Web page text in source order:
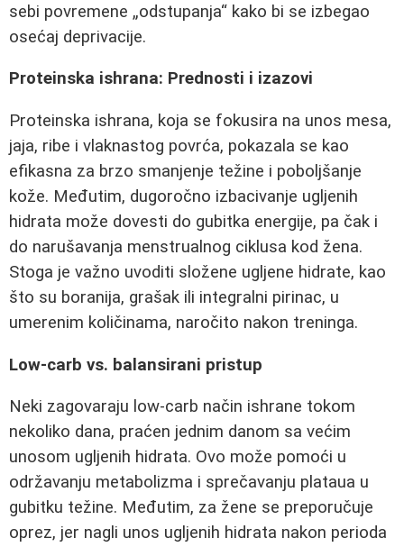
sebi povremene „odstupanja“ kako bi se izbegao
osećaj deprivacije.
Proteinska ishrana: Prednosti i izazovi
Proteinska ishrana, koja se fokusira na unos mesa,
jaja, ribe i vlaknastog povrća, pokazala se kao
efikasna za brzo smanjenje težine i poboljšanje
kože. Međutim, dugoročno izbacivanje ugljenih
hidrata može dovesti do gubitka energije, pa čak i
do narušavanja menstrualnog ciklusa kod žena.
Stoga je važno uvoditi složene ugljene hidrate, kao
što su boranija, grašak ili integralni pirinac, u
umerenim količinama, naročito nakon treninga.
Low-carb vs. balansirani pristup
Neki zagovaraju low-carb način ishrane tokom
nekoliko dana, praćen jednim danom sa većim
unosom ugljenih hidrata. Ovo može pomoći u
održavanju metabolizma i sprečavanju plataua u
gubitku težine. Međutim, za žene se preporučuje
oprez, jer nagli unos ugljenih hidrata nakon perioda